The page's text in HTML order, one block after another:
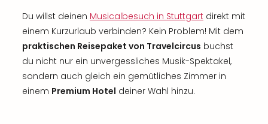
Du willst deinen Musicalbesuch in Stuttgart direkt mit
einem Kurzurlaub verbinden? Kein Problem! Mit dem
praktischen Reisepaket von Travelcircus buchst
du nicht nur ein unvergessliches Musik-Spektakel,
sondern auch gleich ein gemütliches Zimmer in
einem Premium Hotel deiner Wahl hinzu.